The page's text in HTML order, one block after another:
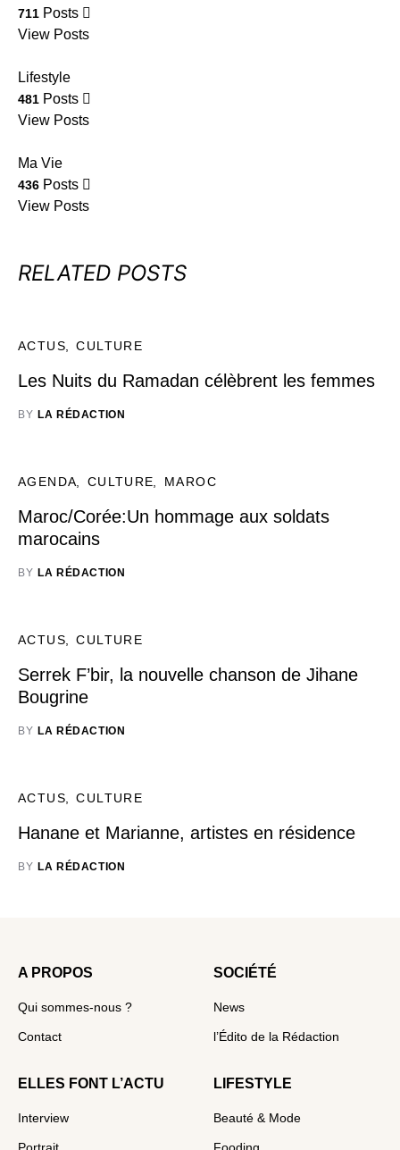
711 Posts
View Posts
Lifestyle
481 Posts
View Posts
Ma Vie
436 Posts
View Posts
RELATED POSTS
ACTUS CULTURE
Les Nuits du Ramadan célèbrent les femmes
BY LA RÉDACTION
AGENDA CULTURE MAROC
Maroc/Corée:Un hommage aux soldats
marocains
BY LA RÉDACTION
ACTUS CULTURE
Serrek F’bir, la nouvelle chanson de Jihane
Bougrine
BY LA RÉDACTION
ACTUS CULTURE
Hanane et Marianne, artistes en résidence
BY LA RÉDACTION
A PROPOS
Qui sommes-nous ?
Contact
SOCIÉTÉ
News
l’Édito de la Rédaction
ELLES FONT L’ACTU
Interview
LIFESTYLE
Beauté & Mode